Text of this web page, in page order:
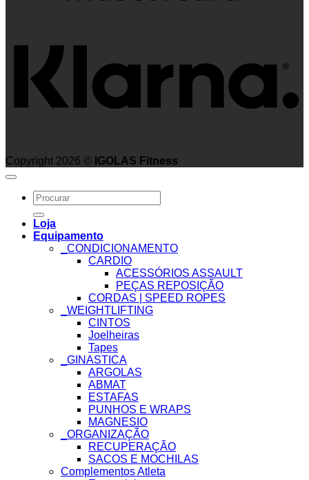
Copyright 2026 © IGOLAS Fitness
Search
for:
Loja
Equipamento
_CONDICIONAMENTO
CARDIO
ACESSÓRIOS ASSAULT
PEÇAS REPOSIÇÃO
CORDAS | SPEED ROPES
_WEIGHTLIFTING
CINTOS
Joelheiras
Tapes
_GINASTICA
ARGOLAS
ABMAT
ESTAFAS
PUNHOS E WRAPS
MAGNESIO
_ORGANIZAÇÃO
RECUPERAÇÃO
SACOS E MOCHILAS
Complementos Atleta